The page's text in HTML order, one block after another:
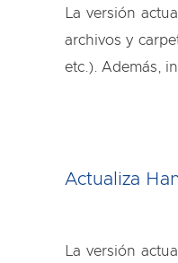
La versión
archivos y
etc.). Además,
Actualiza
La versión